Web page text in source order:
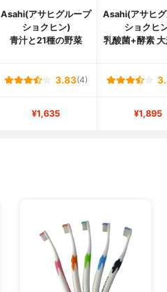
Asahi(アサヒグループ
ショクヒン)
青汁と21種の野菜
Asahi(アサヒ
ショクヒ
乳酸菌+酵素
3.83(4)
¥1,635 ¥1,895